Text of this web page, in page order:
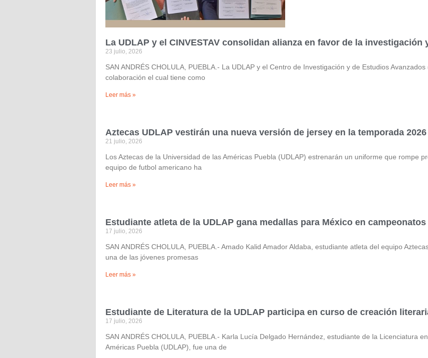
La UDLAP y el CINVESTAV consolidan alianza en favor de la investigación
23 julio, 2026
SAN ANDRÉS CHOLULA, PUEBLA.- La UDLAP y el Centro de Investigación y de Estudios
colaboración el cual tiene como
Leer más »
Aztecas UDLAP vestirán una nueva versión de jersey en la temporada 2026
21 julio, 2026
Los Aztecas de la Universidad de las Américas Puebla (UDLAP) estrenarán un uniforme que rompe
equipo de futbol americano ha
Leer más »
Estudiante atleta de la UDLAP gana medallas para México en
17 julio, 2026
SAN ANDRÉS CHOLULA, PUEBLA.- Amado Kalid Amador Aldaba, estudiante atleta del equipo
una de las jóvenes promesas
Leer más »
Estudiante de Literatura de la UDLAP participa en curso de creación
17 julio, 2026
SAN ANDRÉS CHOLULA, PUEBLA.- Karla Lucía Delgado Hernández, estudiante de la Licenciatura
Américas Puebla (UDLAP), fue una de